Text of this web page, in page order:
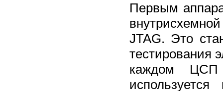
Первым
JTAG. Это
тестирования
каждом ЦСП